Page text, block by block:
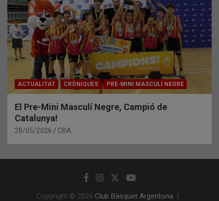
ACTUALITAT CRÒNIQUES PRE-MINI MASCULÍ NEGRE
El Pre-Mini Masculí Negre, Campió de
Catalunya!
28/05/2026 CBA
Copyright © 2026 Club Bàsquet Argentona